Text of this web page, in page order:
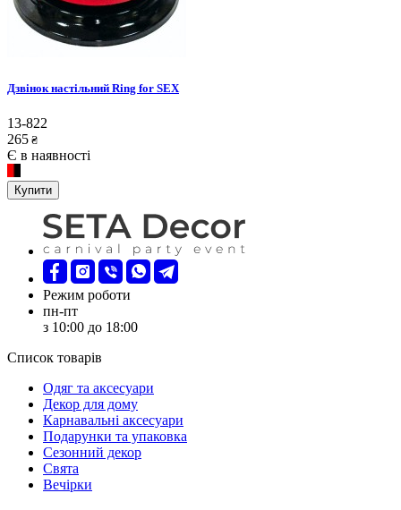
Дзвінок настільний Ring for SEX
13-822
265 ₴
Є в наявності
Купити
Режим роботи
пн-пт
з 10:00 до 18:00
Список товарів
Oдяг та аксесуари
Декор для дому
Карнавальні аксесуари
Подарунки та упаковка
Сезонний декор
Свята
Вечірки